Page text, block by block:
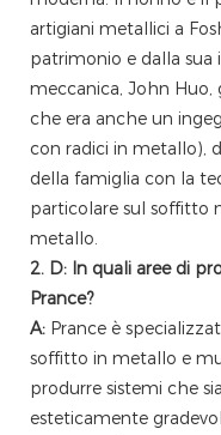
artigiani metallici a
patrimonio e dalla sua
meccanica, John Huo,
che era anche un
con radici in metallo),
della famiglia con la
particolare sul soffitto
metallo.
2. D: In quali aree di
Prance?
A: Prance è
soffitto in metallo e
produrre sistemi che
esteticamente